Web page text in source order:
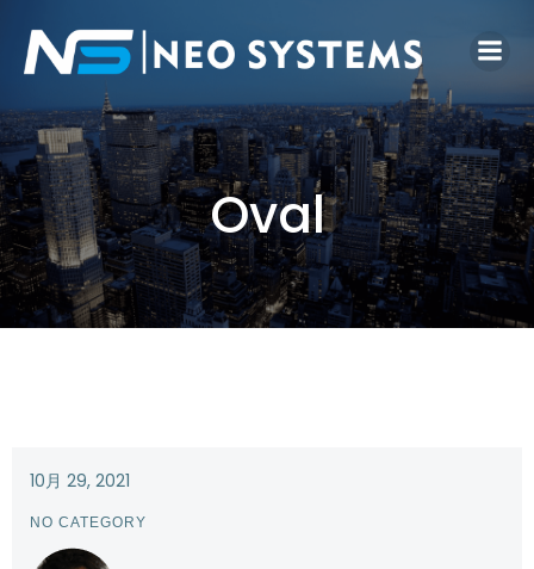
Oval
10月 29, 2021
NO CATEGORY